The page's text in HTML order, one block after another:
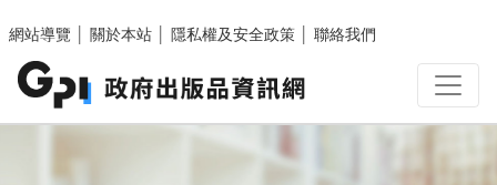
網站導覽
關於本站 隱私權及安全政策 聯絡我們